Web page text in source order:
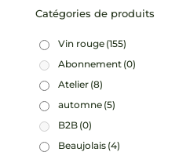
Catégories de produits
Vin rouge (155)
Abonnement (0)
Atelier (8)
automne (5)
B2B (0)
Beaujolais (4)